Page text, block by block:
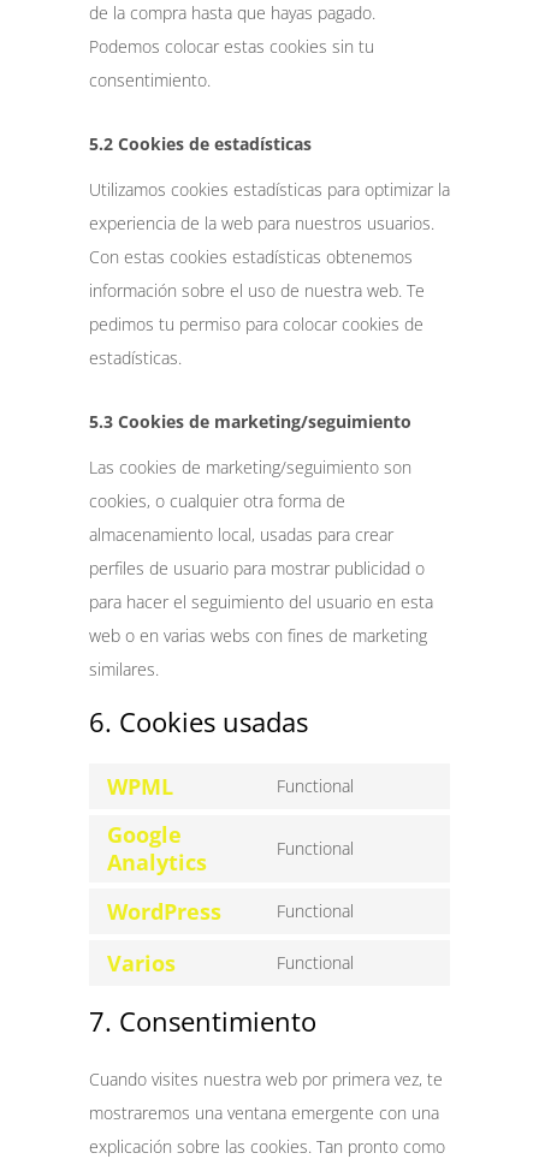
de la compra hasta que hayas pagado.
Podemos colocar estas cookies sin tu
consentimiento.
5.2 Cookies de estadísticas
Utilizamos cookies estadísticas para optimizar la
experiencia de la web para nuestros usuarios.
Con estas cookies estadísticas obtenemos
información sobre el uso de nuestra web. Te
pedimos tu permiso para colocar cookies de
estadísticas.
5.3 Cookies de marketing/seguimiento
Las cookies de marketing/seguimiento son
cookies, o cualquier otra forma de
almacenamiento local, usadas para crear
perfiles de usuario para mostrar publicidad o
para hacer el seguimiento del usuario en esta
web o en varias webs con fines de marketing
similares.
6. Cookies usadas
WPML Functional
Google
Analytics
Functional
WordPress Functional
Varios Functional
7. Consentimiento
Cuando visites nuestra web por primera vez, te
mostraremos una ventana emergente con una
explicación sobre las cookies. Tan pronto como